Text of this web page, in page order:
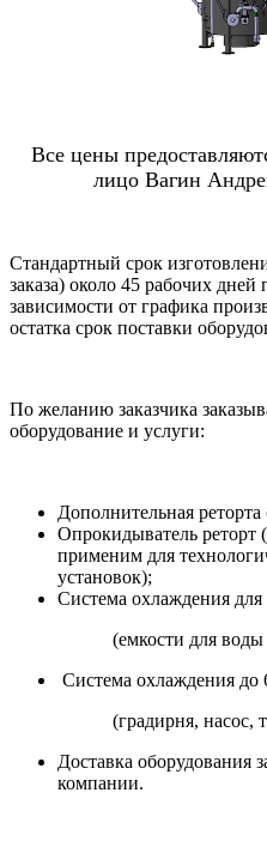
Все цены
лицо Вагин
Стандартный срок
заказа) около 45 рабочих
зависимости от графика
остатка срок поставки
По желанию заказчика
оборудование и услуги:
Дополнительная реторта
Опрокидыватель реторт
применим для
установок);
Система охлаждения для
(емкости для
Система охлаждения до
(градирня, насос,
Доставка оборудования
компании.